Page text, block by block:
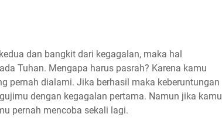
dan bangkit dari kegagalan, maka hal
Tuhan. Mengapa harus pasrah? Karena kamu
pernah dialami. Jika berhasil maka keberuntungan
dengan kegagalan pertama. Namun jika kamu
pernah mencoba sekali lagi.